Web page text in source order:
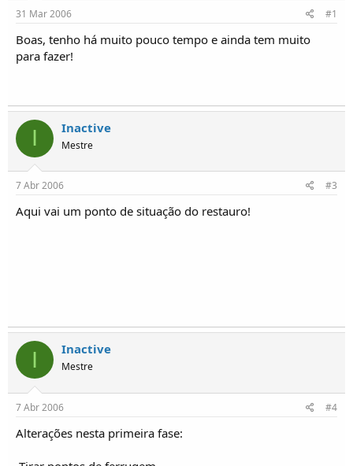
d
o
r
e
p
i
í
31 Mar 2006 #1
Boas, tenho há muito pouco tempo e ainda tem muito
para fazer!
I Inactive
Mestre
7 Abr 2006 #3
Aqui vai um ponto de situação do restauro!
I Inactive
Mestre
7 Abr 2006 #4
Alterações nesta primeira fase: